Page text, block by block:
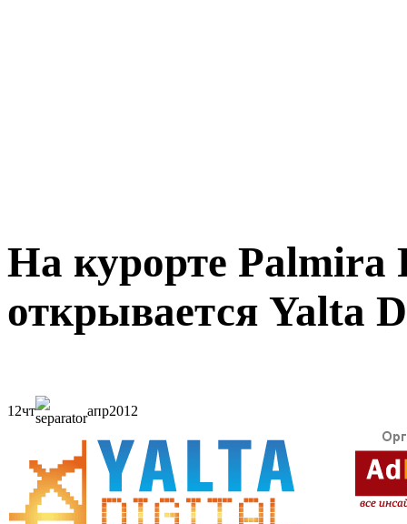
На курорте Palmira
открывается Yalta
12чт апр2012